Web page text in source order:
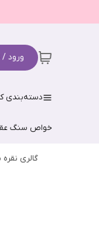
ورود /
دسته‌بندی
خواص سنگ
گالری